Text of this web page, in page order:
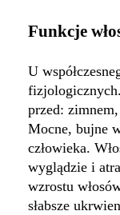
Funkcje
U
przed:
Mocne, bujne
człowieka.
wyglądzie i
wzrostu
słabsze